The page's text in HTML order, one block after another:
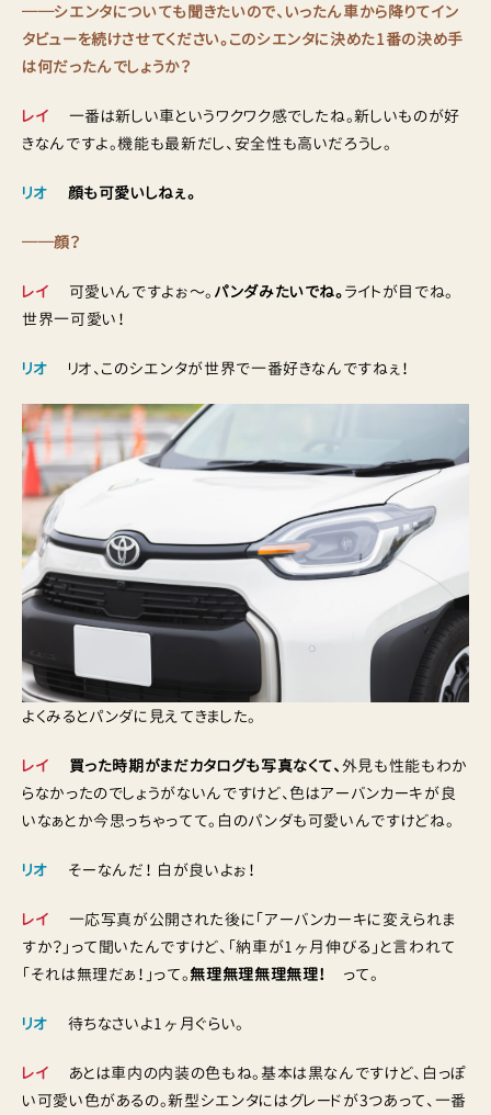
──シエンタについても聞きたいので、いったん車から降りてイン
タビューを続けさせてください。このシエンタに決めた1番の決め手
は何だったんでしょうか？
レイ 一番は新しい車というワクワク感でしたね。新しいものが好
きなんですよ。機能も最新だし、安全性も高いだろうし。
リオ 顔も可愛いしねぇ。
──顔？
レイ 可愛いんですよぉ〜。 パンダみたいでね。ライトが目でね。
世界一可愛い！
リオ リオ、このシエンタが世界で一番好きなんですねぇ！
よくみるとパンダに見えてきました。
レイ 買った時期がまだカタログも写真なくて、外見も性能もわか
らなかったのでしょうがないんですけど、色はアーバンカーキが良
いなぁとか今思っちゃってて。白のパンダも可愛いんですけどね。
リオ そーなんだ！ 白が良いよぉ！
レイ 一応写真が公開された後に「アーバンカーキに変えられま
すか？」って聞いたんですけど、「納車が1ヶ月伸びる」と言われて
「それは無理だぁ！」って。無理無理無理無理！ って。
リオ 待ちなさいよ1ヶ月ぐらい。
レイ あとは車内の内装の色もね。基本は黒なんですけど、白っぽ
い可愛い色があるの。新型シエンタにはグレードが3つあって、一番